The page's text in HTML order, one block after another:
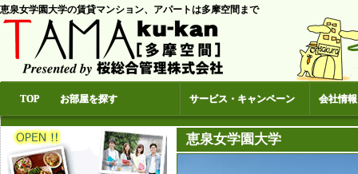
恵泉女学園大学の賃貸マンション、アパートは多摩空間まで
TOP お部屋を探す サービス・キャンペーン 会社情報
恵泉女学園大学